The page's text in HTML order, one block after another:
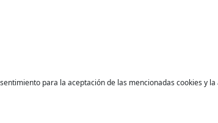
para la aceptación de las mencionadas cookies y